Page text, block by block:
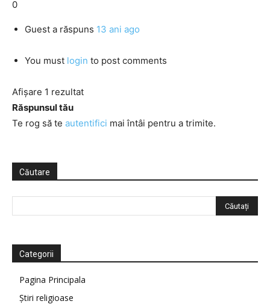
0
Guest a răspuns 13 ani ago
You must login to post comments
Afișare 1 rezultat
Răspunsul tău
Te rog să te autentifici mai întâi pentru a trimite.
Căutare
Categorii
Pagina Principala
Știri religioase